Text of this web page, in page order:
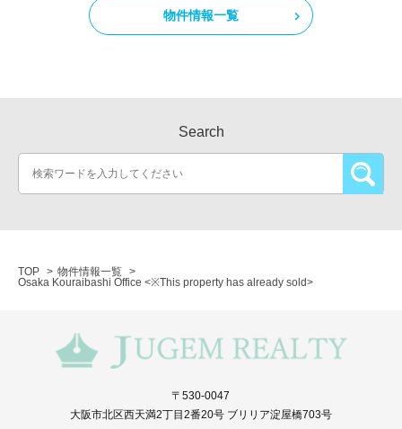
物件情報一覧
Search
TOP
物件情報一覧
Osaka Kouraibashi Office <※This property has already sold>
〒530-0047
大阪市北区西天満2丁目2番20号 ブリリア淀屋橋703号